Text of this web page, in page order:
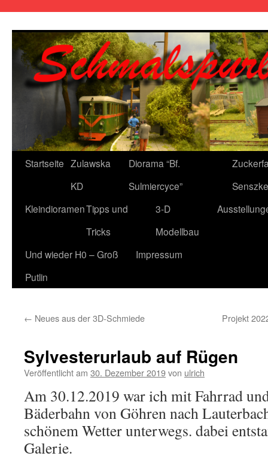
Startseite Zulawska
KD
Diorama “Bf.
Sulmiercyce”
KleindioramenTipps und
Tricks
3-D
Modellbau
Und wieder H0 – Groß
Putlin
Impressum
← Neues aus der 3D-Schmiede Projekt
Sylvesterurlaub auf Rügen
Veröffentlicht am 30. Dezember 2019von ulrich
Am 30.12.2019 war ich mit Fahrrad
Bäderbahn von Göhren nach
schönem Wetter unterwegs. dabei
Galerie.